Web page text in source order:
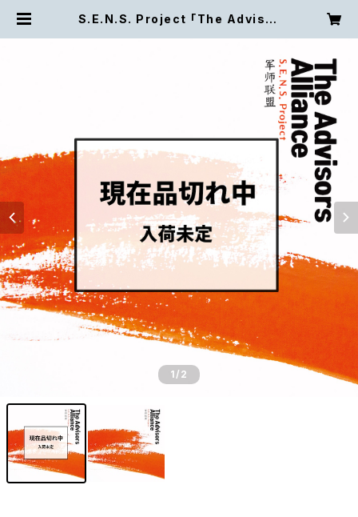
S.E.N.S. Project 「The Advisor
ンドトラック」 | S.E.N.S. Compan
1/2